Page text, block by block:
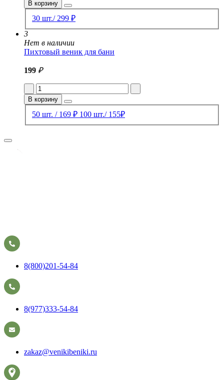
В корзину
30 шт./ 299 ₽
3
Нет в наличии
Пихтовый веник для бани
199 ₽
В корзину
50 шт. / 169 ₽ 100 шт./ 155₽
8(800)201-54-84
8(977)333-54-84
zakaz@venikibeniki.ru